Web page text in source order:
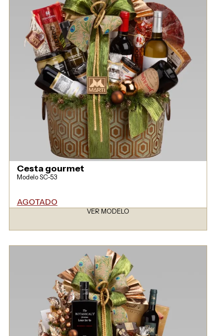
Cesta gourmet
Modelo SC-53
AGOTADO
VER MODELO